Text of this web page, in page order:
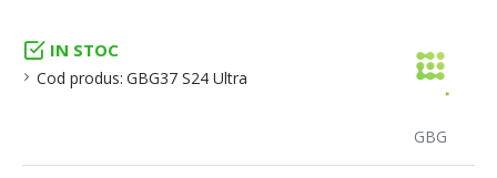
IN STOC
Cod produs: GBG37 S24 Ultra
GBG